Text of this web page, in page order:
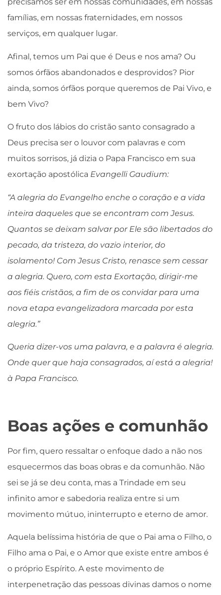
precisamos ser em nossas comunidades, em nossas
famílias, em nossas fraternidades, em nossos
serviços, em qualquer lugar.
Afinal, temos um Pai que é Deus e nos ama? Ou
somos órfãos abandonados e desprovidos? Pior
ainda, somos órfãos porque queremos de Pai Vivo, e
bem Vivo?
O fruto dos lábios do cristão santo consagrado a
Deus precisa ser o louvor com palavras e com
muitos sorrisos, já dizia o Papa Francisco em sua
exortação apostólica Evangelli Gaudium:
“A alegria do Evangelho enche o coração e a vida
inteira daqueles que se encontram com Jesus.
Quantos se deixam salvar por Ele são libertados do
pecado, da tristeza, do vazio interior, do
isolamento! Com Jesus Cristo, renasce sem cessar
a alegria. Quero, com esta Exortação, dirigir-me
aos fiéis cristãos, a fim de os convidar para uma
nova etapa evangelizadora marcada por esta
alegria.”
Queria dizer-vos uma palavra, e a palavra é alegria.
Onde quer que haja consagrados, aí está a alegria!
à Papa Francisco.
Boas ações e comunhão
Por fim, quero ressaltar o enfoque dado a não nos
esquecermos das boas obras e da comunhão. Não
sei se já se deu conta, mas a Trindade em seu
infinito amor e sabedoria realiza entre si um
movimento mútuo, ininterrupto e eterno de amor.
Aquela belíssima história de que o Pai ama o Filho, o
Filho ama o Pai, e o Amor que existe entre ambos é
o próprio Espírito. A este movimento de
interpenetração das pessoas divinas damos o nome